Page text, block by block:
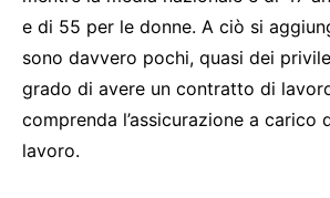
e di 55 per le donne. A ciò si
sono davvero pochi, quasi dei
grado di avere un contratto di
comprenda l’assicurazione a carico
lavoro.